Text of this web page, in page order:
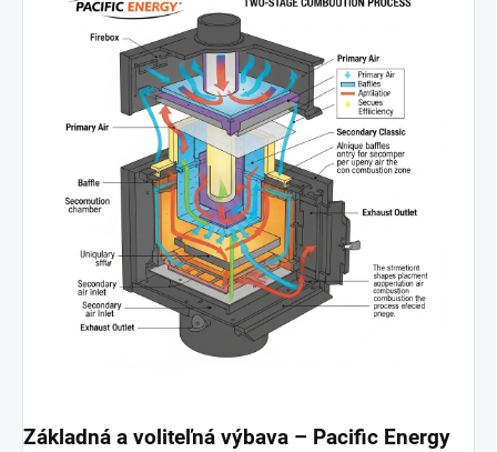
Základná a voliteľná výbava – Pacific Energy